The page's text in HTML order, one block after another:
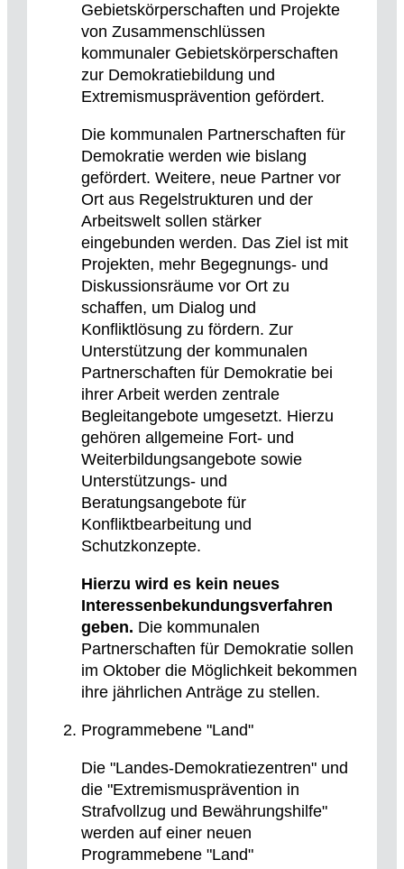
Gebietskörperschaften und Projekte
von Zusammenschlüssen
kommunaler Gebietskörperschaften
zur Demokratiebildung und
Extremismusprävention gefördert.
Die kommunalen Partnerschaften für
Demokratie werden wie bislang
gefördert. Weitere, neue Partner vor
Ort aus Regelstrukturen und der
Arbeitswelt sollen stärker
eingebunden werden. Das Ziel ist mit
Projekten, mehr Begegnungs- und
Diskussionsräume vor Ort zu
schaffen, um Dialog und
Konfliktlösung zu fördern. Zur
Unterstützung der kommunalen
Partnerschaften für Demokratie bei
ihrer Arbeit werden zentrale
Begleitangebote umgesetzt. Hierzu
gehören allgemeine Fort- und
Weiterbildungsangebote sowie
Unterstützungs- und
Beratungsangebote für
Konfliktbearbeitung und
Schutzkonzepte.
Hierzu wird es kein neues
Interessenbekundungsverfahren
geben. Die kommunalen
Partnerschaften für Demokratie sollen
im Oktober die Möglichkeit bekommen
ihre jährlichen Anträge zu stellen.
Programmebene "Land"
Die "Landes-Demokratiezentren" und
die "Extremismusprävention in
Strafvollzug und Bewährungshilfe"
werden auf einer neuen
Programmebene "Land"